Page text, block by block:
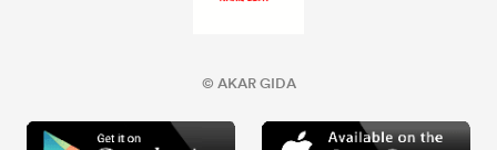
© AKAR GIDA